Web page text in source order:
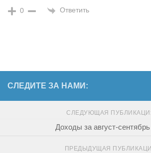
0 Ответить
СЛЕДИТЕ ЗА НАМИ:
СЛЕДУЮЩАЯ
Доходы за август-
ПРЕДЫДУЩАЯ